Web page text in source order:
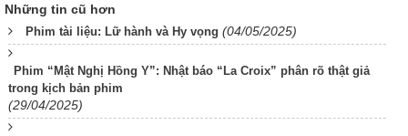
Những tin cũ hơn
Phim tài liệu: Lữ hành và Hy vọng (04/05/2025)
Phim “Mật Nghị Hồng Y”: Nhật báo “La Croix” phân rõ thật giả
trong kịch bản phim
(29/04/2025)